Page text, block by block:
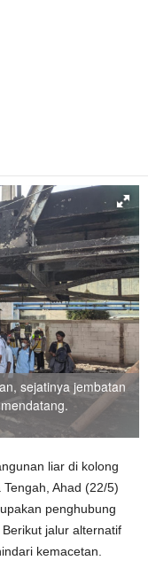
sejatinya jembatan
liar di kolong
Ahad (22/5)
penghubung
jalur alternatif
kemacetan.